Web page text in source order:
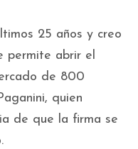
25 años y creo
permite abrir el
de 800
quien
de que la firma se